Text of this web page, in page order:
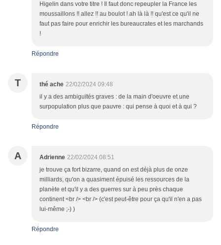
Higelin dans votre titre ! Il faut donc repeupler la France les
moussaillons !! allez !! au boulot ! ah là là !! qu'est ce qu'il ne
faut pas faire pour enrichir les bureaucrates et les marchands
!
Répondre
T thé ache 22/02/2024 09:48
il y a des ambiguïtés graves : de la main d'oeuvre et une
surpopulation plus que pauvre : qui pense à quoi et à qui ?
Répondre
A Adrienne 22/02/2024 08:51
je trouve ça fort bizarre, quand on est déjà plus de onze
milliards, qu'on a quasiment épuisé les ressources de la
planète et qu'il y a des guerres sur à peu près chaque
continent <br /> <br /> (c'est peut-être pour ça qu'il n'en a pas
lui-même ;-) )
Répondre